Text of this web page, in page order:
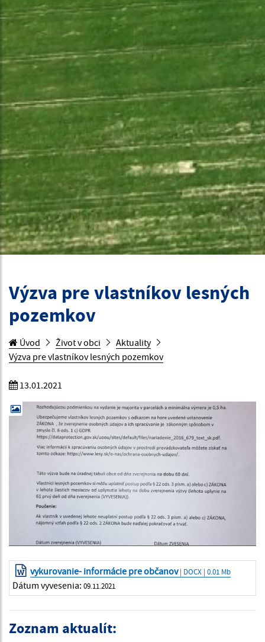
Výzva pre vlastníkov lesných
pozemkov
Úvod Život v obci
Aktuality
Výzva pre vlastníkov lesných pozemkov
13.01.2021
vykurovanie- informácie pre občanov| DOCX | 0.01 Mb
Dátum vyvesenia: 09.11.2021
Zoznam aktualít: